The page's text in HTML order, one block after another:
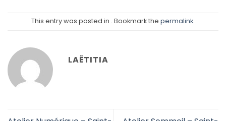
This entry was posted in . Bookmark the permalink.
LAËTITIA